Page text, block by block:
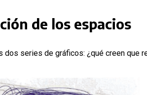
de los espacios
dos series de gráficos: ¿qué creen que